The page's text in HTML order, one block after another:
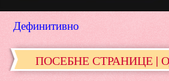
Дефинитивно
ПОСЕБНЕ СТРАНИЦЕ